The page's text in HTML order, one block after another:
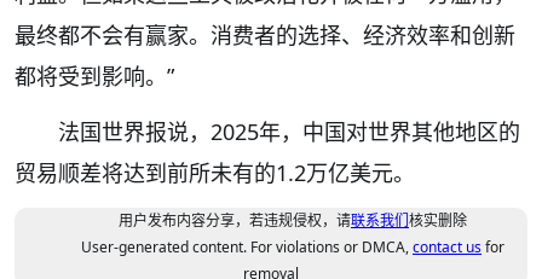
最终都不会有赢家。消费者的选择、经济效率和创新
都将受到影响。”
法国世界报说，2025年，中国对世界其他地区的
贸易顺差将达到前所未有的1.2万亿美元。
用户发布内容分享，若违规侵权，请联系我们核实删除
User-generated content. For violations or DMCA,contact usfor
removal